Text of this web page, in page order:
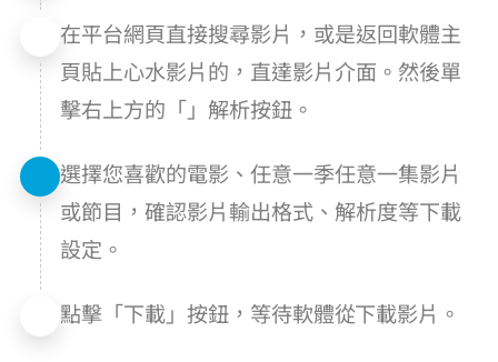
在平台網頁直接搜尋影片，或是返回軟體主
頁貼上心水影片的 URL，直達影片介面。然後單
擊右上方的「+」解析按鈕。
選擇您喜歡的電影、任意一季/任意一集影片
或節目，確認影片輸出格式、解析度等下載
設定。
點擊「下載」按鈕，等待軟體從 Amazon Prime Video 下載影片。